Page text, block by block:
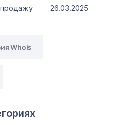
продажу
26.03.2025
Whois